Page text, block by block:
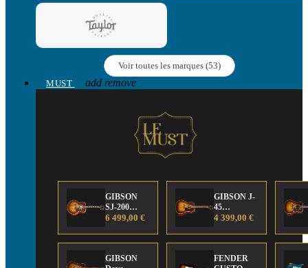
Voir toutes les marques (53)
MUST
add remove
GIBSON
SJ-200
Anniversary
Edition
6 499,00 €
GIBSON J-
45
Anniversary
Edition
4 399,00 €
GIBSON
FENDER